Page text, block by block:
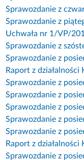
Sprawozdanie z
Sprawozdanie z
Uchwała nr 1/VP/
Sprawozdanie z
Sprawozdanie z
Raport z
Sprawozdanie z
Sprawozdanie z
Sprawozdanie z
Sprawozdanie z
Sprawozdanie z
Raport z
Sprawozdanie z